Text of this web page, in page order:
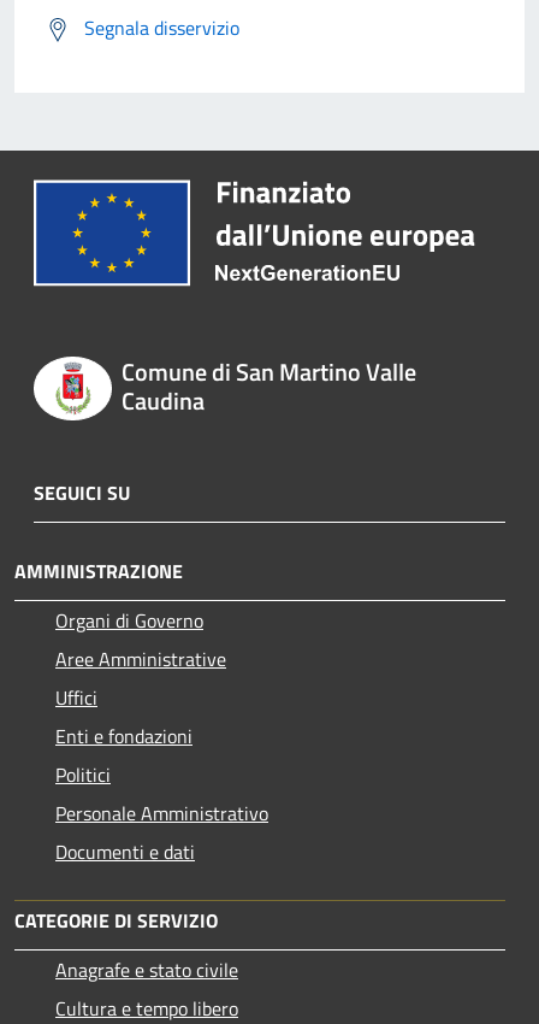
Segnala disservizio
Comune di San Martino Valle
Caudina
SEGUICI SU
AMMINISTRAZIONE
Organi di Governo
Aree Amministrative
Uffici
Enti e fondazioni
Politici
Personale Amministrativo
Documenti e dati
CATEGORIE DI SERVIZIO
Anagrafe e stato civile
Cultura e tempo libero